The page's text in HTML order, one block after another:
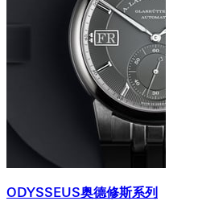
ODYSSEUS奥德修斯系列